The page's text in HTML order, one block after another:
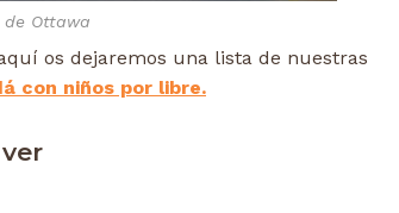
de Ottawa
os dejaremos una lista de nuestras
con niños por libre.